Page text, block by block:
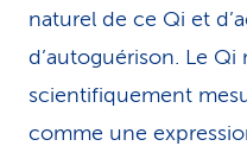
naturel de ce Qi et
d’autoguérison. Le Qi
scientifiquement
comme une